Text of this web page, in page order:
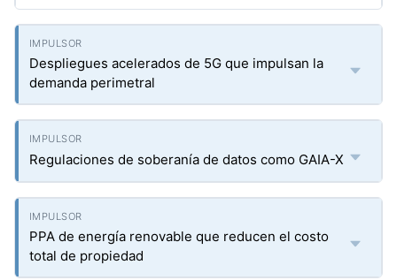
Despliegues acelerados de 5G que impulsan la
demanda perimetral
Regulaciones de soberanía de datos como GAIA-X
PPA de energía renovable que reducen el costo
total de propiedad